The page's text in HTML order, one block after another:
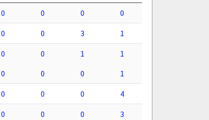
0 0 0 0
0 0 3 1
0 0 1
1
0 0 0 1
0 0 0 4
0 0 0 3